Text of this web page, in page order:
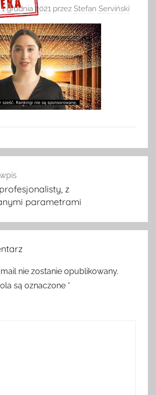
>>>
1 grudnia 2021 przez Stefan Serviński
z
parametrami
nie zostanie opublikowany.
są oznaczone *